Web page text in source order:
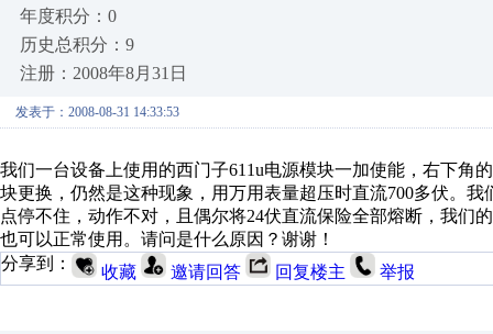
年度积分：0
历史总积分：9
注册：2008年8月31日
发表于：2008-08-31 14:33:53
我们一台设备上使用的西门子611u电源模块一加使能，右下角
块更换，仍然是这种现象，用万用表量超压时直流700多伏。我
点停不住，动作不对，且偶尔将24伏直流保险全部熔断，我们
也可以正常使用。请问是什么原因？谢谢！
分享到：
收藏 邀请回答 回复楼主 举报